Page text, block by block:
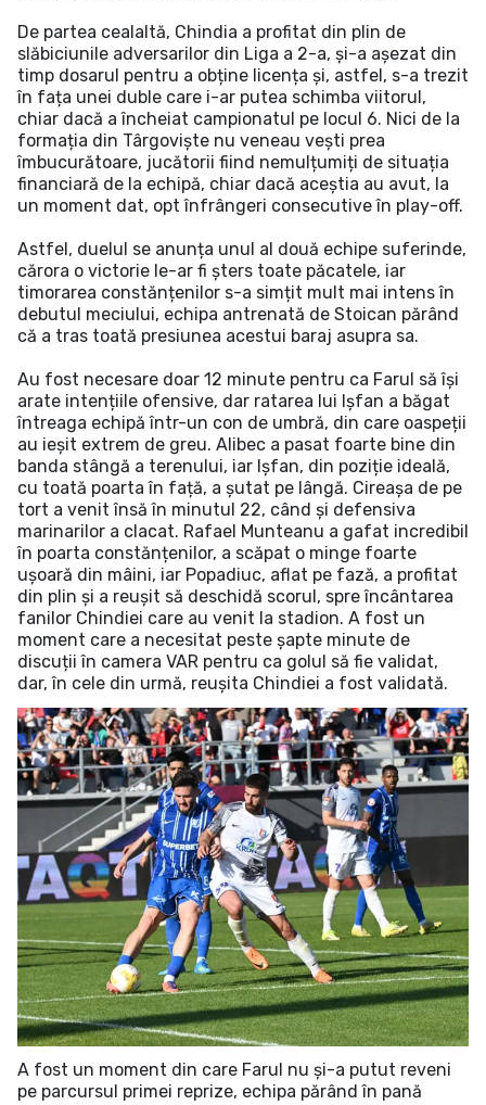
De partea cealaltă, Chindia a profitat din plin de
slăbiciunile adversarilor din Liga a 2-a, și-a așezat din
timp dosarul pentru a obține licența și, astfel, s-a trezit
în fața unei duble care i-ar putea schimba viitorul,
chiar dacă a încheiat campionatul pe locul 6. Nici de la
formația din Târgoviște nu veneau vești prea
îmbucurătoare, jucătorii fiind nemulțumiți de situația
financiară de la echipă, chiar dacă aceștia au avut, la
un moment dat, opt înfrângeri consecutive în play-off.
Astfel, duelul se anunța unul al două echipe suferinde,
cărora o victorie le-ar fi șters toate păcatele, iar
timorarea constănțenilor s-a simțit mult mai intens în
debutul meciului, echipa antrenată de Stoican părând
că a tras toată presiunea acestui baraj asupra sa.
Au fost necesare doar 12 minute pentru ca Farul să își
arate intențiile ofensive, dar ratarea lui Ișfan a băgat
întreaga echipă într-un con de umbră, din care oaspeții
au ieșit extrem de greu. Alibec a pasat foarte bine din
banda stângă a terenului, iar Ișfan, din poziție ideală,
cu toată poarta în față, a șutat pe lângă. Cireașa de pe
tort a venit însă în minutul 22, când și defensiva
marinarilor a clacat. Rafael Munteanu a gafat incredibil
în poarta constănțenilor, a scăpat o minge foarte
ușoară din mâini, iar Popadiuc, aflat pe fază, a profitat
din plin și a reușit să deschidă scorul, spre încântarea
fanilor Chindiei care au venit la stadion. A fost un
moment care a necesitat peste șapte minute de
discuții în camera VAR pentru ca golul să fie validat,
dar, în cele din urmă, reușita Chindiei a fost validată.
A fost un moment din care Farul nu și-a putut reveni
pe parcursul primei reprize, echipa părând în pană